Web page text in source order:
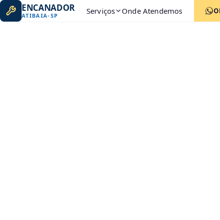
ENCANADOR
ATIBAIA-SP Serviços Onde Atendemos